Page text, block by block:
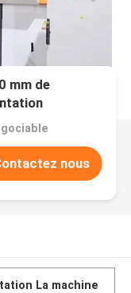
mm de
nous
La machine